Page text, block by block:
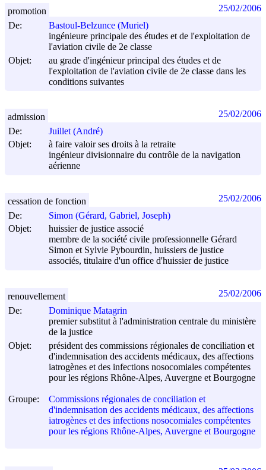
De:
Bastoul-Belzunce (Muriel)
ingénieure principale des études et de l'exploitation de
l'aviation civile de 2e classe
Objet:
au grade d'ingénieur principal des études et de
l'exploitation de l'aviation civile de 2e classe dans les
conditions suivantes
promotion 25/02/2006
De:
Juillet (André)
Objet:
à faire valoir ses droits à la retraite
ingénieur divisionnaire du contrôle de la navigation
aérienne
admission 25/02/2006
De:
Simon (Gérard, Gabriel, Joseph)
Objet:
huissier de justice associé
membre de la société civile professionnelle Gérard
Simon et Sylvie Pybourdin, huissiers de justice
associés, titulaire d'un office d'huissier de justice
cessation de fonction 25/02/2006
De:
Dominique Matagrin
premier substitut à l'administration centrale du ministère
de la justice
Objet:
président des commissions régionales de conciliation et
d'indemnisation des accidents médicaux, des affections
iatrogènes et des infections nosocomiales compétentes
pour les régions Rhône-Alpes, Auvergne et Bourgogne
Groupe:
Commissions régionales de conciliation et
d'indemnisation des accidents médicaux, des affections
iatrogènes et des infections nosocomiales compétentes
pour les régions Rhône-Alpes, Auvergne et Bourgogne
renouvellement 25/02/2006